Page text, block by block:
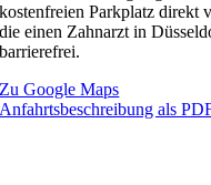
kostenfreien Parkplatz direkt
die einen Zahnarzt in
barrierefrei.
Zu Google Maps
Anfahrtsbeschreibung als